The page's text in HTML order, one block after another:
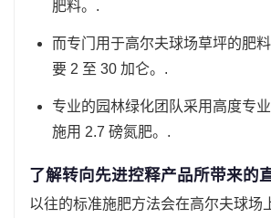
肥料。.
而专门用于高尔夫球场草坪的肥
要 2 至 30 加仑。.
专业的园林绿化团队采用高度专业
施用 2.7 磅氮肥。.
了解转向先进控释产品所带来的
以往的标准施肥方法会在高尔夫球场